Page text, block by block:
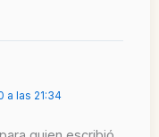
a las 21:34